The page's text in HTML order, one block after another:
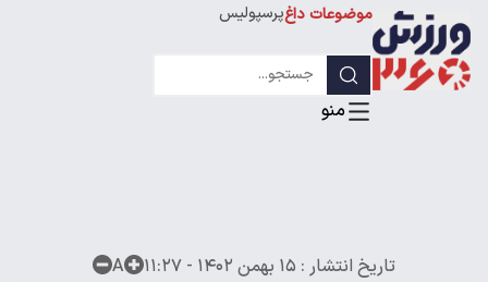
موضوعات داغپرسپولیس
لیگ قهرمانان
تاریخ انتشار : ۱۵ بهمن ۱۴۰۲ - ۱۱:۲۷ A